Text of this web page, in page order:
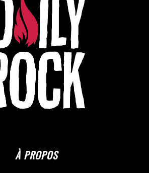
À PROPOS